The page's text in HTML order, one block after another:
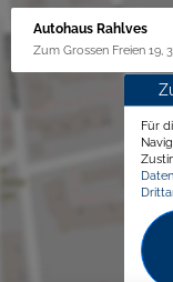
Autohaus Rahlves
Zum Grossen Freien 19,
Für